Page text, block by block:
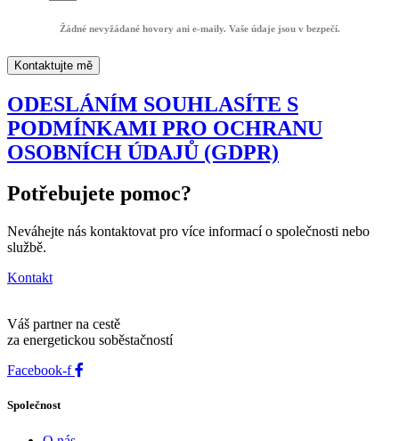
Žádné nevyžádané hovory ani e-maily. Vaše údaje jsou v bezpečí.
Kontaktujte mě
ODESLÁNÍM SOUHLASÍTE S
PODMÍNKAMI PRO OCHRANU
OSOBNÍCH ÚDAJŮ (GDPR)
Potřebujete pomoc?
Neváhejte nás kontaktovat pro více informací o společnosti nebo
službě.
Kontakt
Váš partner na cestě
za energetickou soběstačností
Facebook-f
Společnost